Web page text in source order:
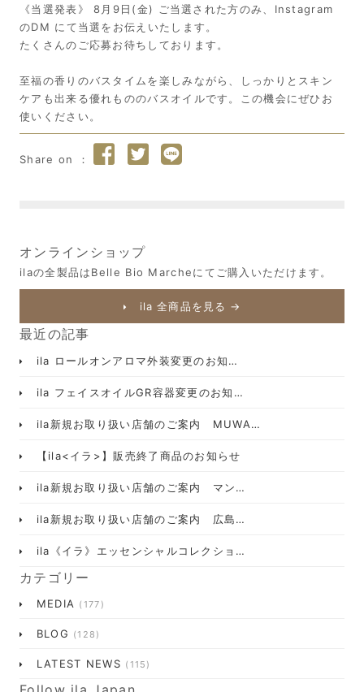
《当選発表》 8月9日(金) ご当選された方のみ、Instagram
のDM にて当選をお伝えいたします。
たくさんのご応募お待ちしております。
至福の香りのバスタイムを楽しみながら、しっかりとスキン
ケアも出来る優れもののバスオイルです。この機会にぜひお
使いください。
オンラインショップ
ilaの全製品はBelle Bio Marcheにてご購入いただけます。
ila 全商品を見る →
最近の記事
ila ロールオンアロマ外装変更のお知…
ila フェイスオイルGR容器変更のお知…
ila新規お取り扱い店舗のご案内 MUWA…
【ila<イラ>】販売終了商品のお知らせ
ila新規お取り扱い店舗のご案内 マン…
ila新規お取り扱い店舗のご案内 広島…
ila《イラ》エッセンシャルコレクショ…
カテゴリー
MEDIA (177)
BLOG (128)
LATEST NEWS (115)